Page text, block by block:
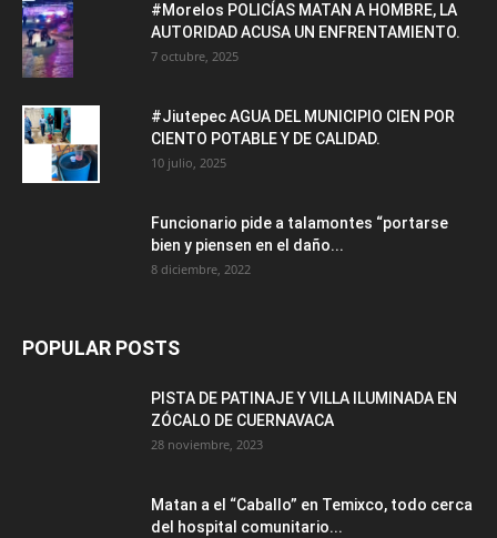
#Morelos POLICÍAS MATAN A HOMBRE, LA
AUTORIDAD ACUSA UN ENFRENTAMIENTO.
7 octubre, 2025
#Jiutepec AGUA DEL MUNICIPIO CIEN POR
CIENTO POTABLE Y DE CALIDAD.
10 julio, 2025
Funcionario pide a talamontes “portarse
bien y piensen en el daño...
8 diciembre, 2022
POPULAR POSTS
PISTA DE PATINAJE Y VILLA ILUMINADA EN
ZÓCALO DE CUERNAVACA
28 noviembre, 2023
Matan a el “Caballo” en Temixco, todo cerca
del hospital comunitario...